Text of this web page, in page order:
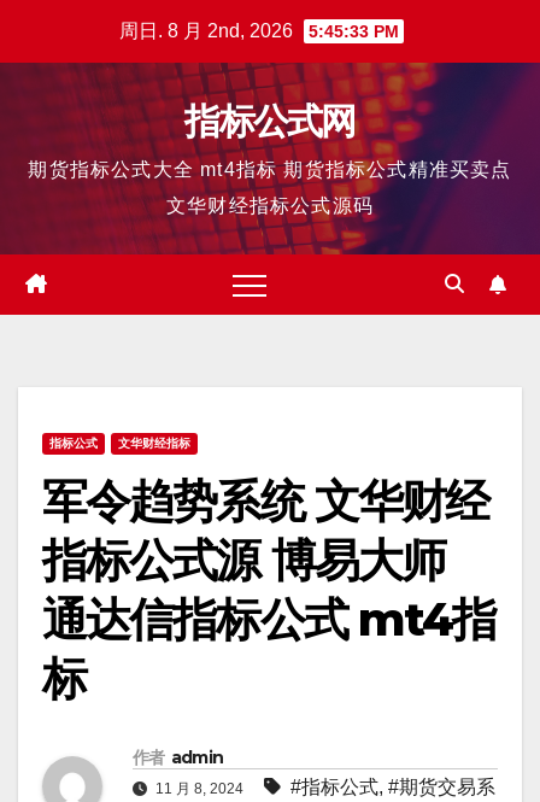
周日. 8 月 2nd, 2026 5:45:34 PM
指标公式网
期货指标公式大全 mt4指标 期货指标公式精准买卖点
文华财经指标公式源码
指标公式 文华财经指标
军令趋势系统 文华财经
指标公式源 博易大师
通达信指标公式 mt4指
标
作者 admin
11 月 8, 2024 #指标公式, #期货交易系